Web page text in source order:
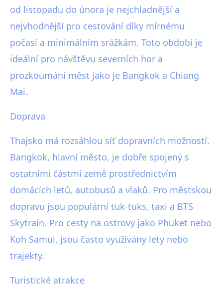
od listopadu do února je nejchladnější a
nejvhodnější pro cestování díky mírnému
počasí a minimálním srážkám. Toto období je
ideální pro návštěvu severních hor a
prozkoumání měst jako je Bangkok a Chiang
Mai.
Doprava
Thajsko má rozsáhlou síť dopravních možností.
Bangkok, hlavní město, je dobře spojený s
ostatními částmi země prostřednictvím
domácích letů, autobusů a vlaků. Pro městskou
dopravu jsou populární tuk-tuks, taxi a BTS
Skytrain. Pro cesty na ostrovy jako Phuket nebo
Koh Samui, jsou často využívány lety nebo
trajekty.
Turistické atrakce